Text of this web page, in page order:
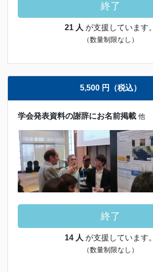
終了
21 人 が支援しています。
（数量制限なし）
5,500 円（税込）
学会発表資料の謝辞にお名前掲載 他
終了
14 人 が支援しています。
（数量制限なし）